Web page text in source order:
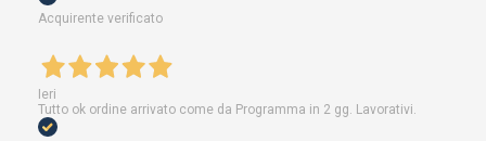
Acquirente verificato
Ieri
Tutto ok ordine arrivato come da Programma in 2 gg. Lavorativi.